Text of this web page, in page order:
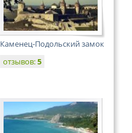
Каменец-Подольский замок
отзывов:5